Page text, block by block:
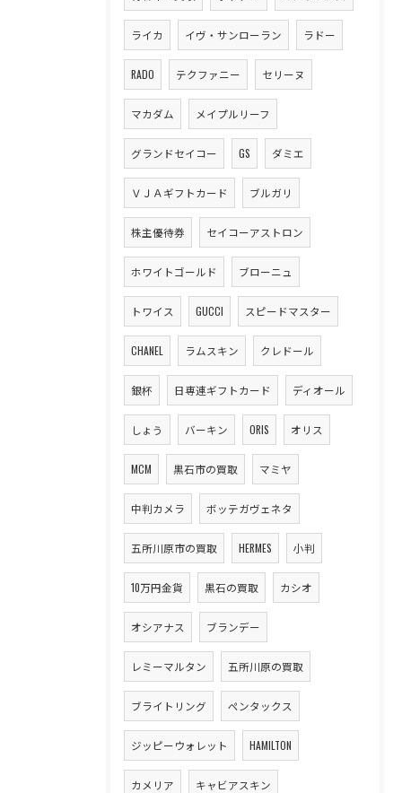
ライカ イヴ・サンローラン ラドー
RADO テクファニー セリーヌ
マカダム メイプルリーフ
グランドセイコー GS ダミエ
ＶＪＡギフトカード ブルガリ
株主優待券 セイコーアストロン
ホワイトゴールド ブローニュ
トワイス GUCCI スピードマスター
CHANEL ラムスキン クレドール
銀杯 日専連ギフトカード ディオール
しょう バーキン ORIS オリス
MCM 黒石市の買取 マミヤ
中判カメラ ボッテガヴェネタ
五所川原市の買取 HERMES 小判
10万円金貨 黒石の買取 カシオ
オシアナス ブランデー
レミーマルタン 五所川原の買取
ブライトリング ペンタックス
ジッピーウォレット HAMILTON
カメリア キャビアスキン